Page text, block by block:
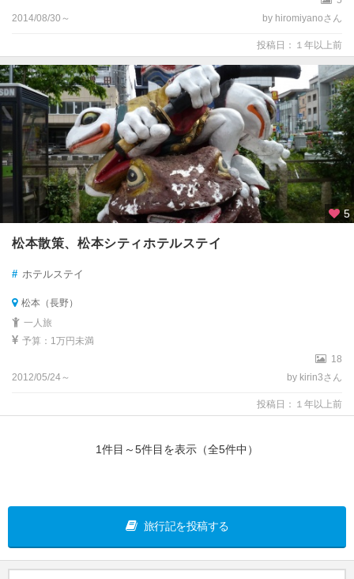
2014/08/30～
by hiromiyanoさん
投稿日：１年以上前
5
松本散策、松本シティホテルステイ
# ホテルステイ
松本（長野）
一人旅
予算：1万円未満
18
2012/05/24～
by kirin3さん
投稿日：１年以上前
1件目～5件目を表示（全5件中）
旅行記を投稿する